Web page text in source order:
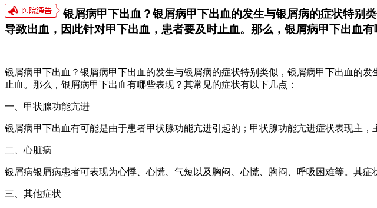
银屑病甲下出血？银屑病甲下出血的发生与银屑病的症状特别
导致出血，因此针对甲下出血，患者要及时止血。那么，银屑病甲下出血
银屑病甲下出血？银屑病甲下出血的发生与银屑病的症状特别类似，银屑病甲下出血的
止血。那么，银屑病甲下出血有哪些表现？其常见的症状有以下几点：
一、甲状腺功能亢进
银屑病甲下出血有可能是由于患者甲状腺功能亢进引起的；甲状腺功能亢进症状表现主
二、心脏病
银屑病银屑病患者可表现为心悸、心慌、气短以及胸闷、心慌、胸闷、呼吸困难等。其
三、其他症状